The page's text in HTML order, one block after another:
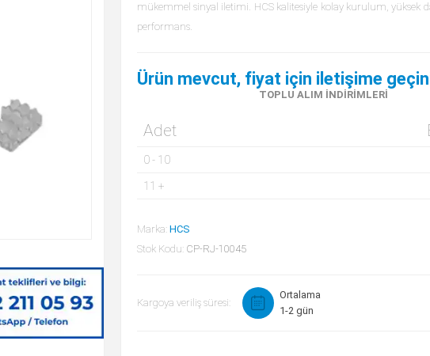
mükemmel sinyal iletimi. HCS kalitesiyle kolay kurulum, yüksek
performans.
Ürün mevcut, fiyat için iletişime
TOPLU ALIM İNDIRIMLERI
Adet
0- 10
11 +
Marka: HCS
Stok Kodu: CP-RJ-10045
Kargoya veriliş süresi:
Ortalama
1-2 gün